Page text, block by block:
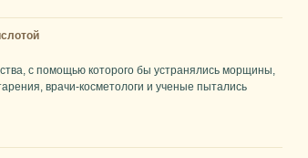
с помощью которого бы устранялись морщины,
врачи-косметологи и ученые пытались